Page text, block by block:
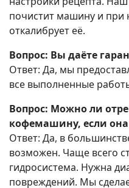
почистит машину и при
откалибрует её.
Вопрос: Вы даёте
Ответ: Да, мы
все выполненные
Вопрос: Можно ли
кофемашину, если
Ответ: Да, в
возможен. Чаще всего
гидросистема. Нужна
повреждений. Мы